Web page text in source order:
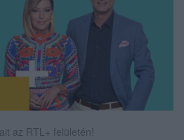
az RTL+ felületén!